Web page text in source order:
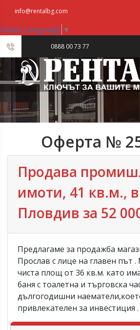
info@rentalbg.com
Select Language ▼
0888 00 73 77
23
Оферта №
Продава
имоти, 41 кв.м., в
Пловдив‎ за 52
Предлагаме за продажба
Прослав с лице на главен път .
чиста площ от 36 кв.м. като
баня с тоалетна и търговска
дългогодишни
привлекателен за инвестиция .